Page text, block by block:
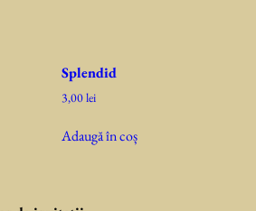
Splendid
3,00lei
Adaugă în coș